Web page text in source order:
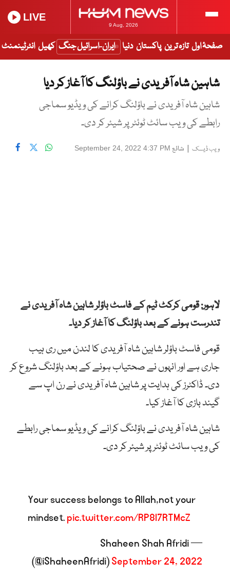
9 Aug, 2026
LIVE
صفحۂ اول تازہ ترین پاکستان دنیا ایران-اسرائیل جنگ کھیل انٹرٹینمنٹ
شاہین شاہ آفریدی نے باؤلنگ کا آغاز کر دیا
شاہین شاہ آفریدی نے باؤلنگ کرانے کی ویڈیو سماجی
رابطے کی ویب سائٹ ٹوئٹر پر شیئر کر دی۔
ویب ڈیسک | شائع September 24, 2022 4:37 PM
لاہور: قومی کرکٹ ٹیم کے فاسٹ باؤلر شاہین شاہ آفریدی نے
تندرست ہونے کے بعد باؤلنگ کا آغاز کر دیا۔
قومی فاسٹ باؤلر شاہین شاہ آفریدی کا لندن میں ری ہیب
جاری ہے اور انہوں نے صحتیاب ہونے کے بعد باؤلنگ شروع کر
دی۔ ڈاکٹرز کی ہدایت پر شاہین شاہ آفریدی نے رن اپ سے
گیند بازی کا آغاز کیا۔
شاہین شاہ آفریدی نے باؤلنگ کرانے کی ویڈیو سماجی رابطے
کی ویب سائٹ ٹوئٹر پر شیئر کر دی۔
Your success belongs to Allah,not your
mindset.pic.twitter.com/RP8l7RTMcZ
— Shaheen Shah Afridi
(@iShaheenAfridi)September 24, 2022